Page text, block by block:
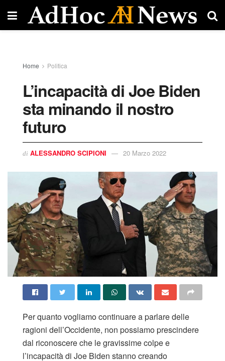
Home Politica
L’incapacità di Joe Biden
sta minando il nostro
futuro
di ALESSANDRO SCIPIONI 20 Marzo 2022
Per quanto vogliamo continuare a parlare delle
ragioni dell’Occidente, non possiamo prescindere
dal riconoscere che le gravissime colpe e
l’incapacità di Joe Biden stanno creando